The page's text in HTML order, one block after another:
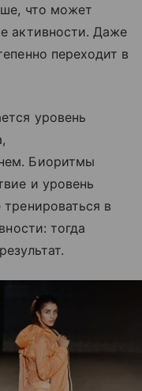
что может
активности. Даже
переходит в
уровень
Биоритмы
и уровень
в
тогда